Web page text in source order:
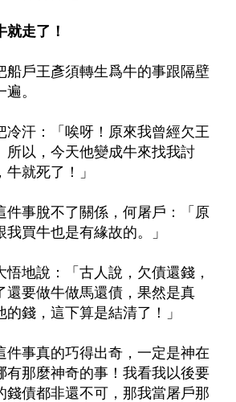
走了！
船戶王彥須轉生爲牛的事跟隔壁
。
冷汗：「唉呀！原來我曾經欠王
所以，今天他變成牛來找我討
就死了！」
件事脫不了關係，何屠戶：「原
買牛也是有緣故的。」
地說：「古人說，欠債還錢，
還要做牛做馬還債，果然是真
錢，這下算是結清了！」
件事真的巧得出奇，一定是神在
有那麼神奇的事！我看我以後要
錢債都非還不可，那我當屠戶那